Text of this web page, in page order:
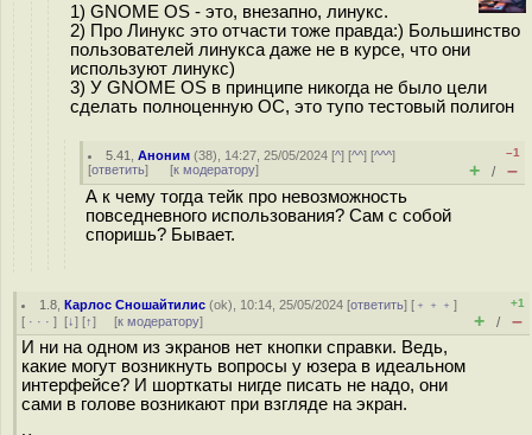
1) GNOME OS - это, внезапно, линукс.
2) Про Линукс это отчасти тоже правда:) Большинство
пользователей линукса даже не в курсе, что они
используют линукс)
3) У GNOME OS в принципе никогда не было цели
сделать полноценную ОС, это тупо тестовый полигон
5.41 ,Аноним (38), 14:27, 25/05/2024 [^] [^^] [^^^]
[ответить] [к модератору]
–1
+ / –
А к чему тогда тейк про невозможность
повседневного использования? Сам с собой
споришь? Бывает.
1.8 ,Карлос Сношайтилис (ok), 10:14, 25/05/2024 [ответить] [ ﹢﹢﹢]
[ · · · ] [↓] [↑] [к модератору]
+1
+ / –
И ни на одном из экранов нет кнопки справки. Ведь,
какие могут возникнуть вопросы у юзера в идеальном
интерфейсе? И шорткаты нигде писать не надо, они
сами в голове возникают при взгляде на экран.